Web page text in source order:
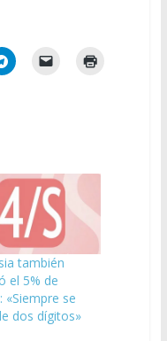
también
el 5% de
«Siempre se
dos dígitos»